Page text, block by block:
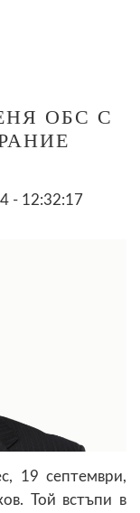
ОБС С
- 12:32:17
19 септември,
Той встъпи в